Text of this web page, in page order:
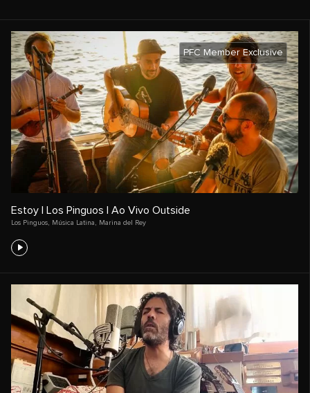
PFC Member Exclusive
Estoy | Los Pinguos | Ao Vivo Outside
Los Pinguos Música Latina Marina del Rey